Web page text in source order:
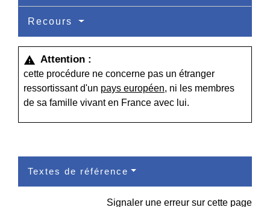
Recours
warning Attention :
cette procédure ne concerne pas un étranger
ressortissant d'un pays européen, ni les membres
de sa famille vivant en France avec lui.
Textes de référence
Signaler une erreur sur cette page